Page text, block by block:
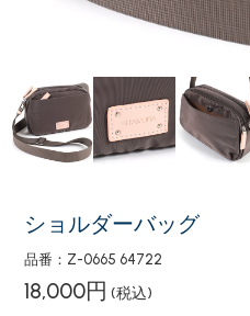
ショルダーバッグ
品番：Z-0665 64722
18,000円 (税込)